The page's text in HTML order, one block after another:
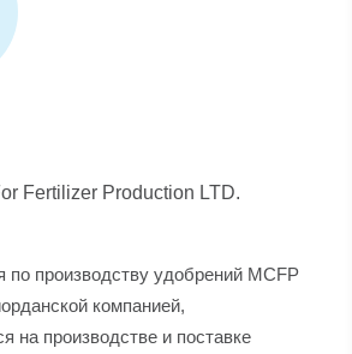
Fertilizer Production LTD.
по производству удобрений MCFP
компанией,
на производстве и поставке